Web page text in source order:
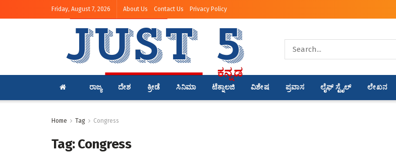
Friday, August 7, 2026 About Us Contact Us Privacy Policy
ರಾಜ್ಯ ದೇಶ ಕ್ರೀಡೆ ಸಿನಿಮಾ ಟೆಕ್ನಾಲಜಿ ವಿಶೇಷ ಪ್ರವಾಸ ಲೈಫ್ ಸ್ಟೈಲ್ ಲೇಖನ
Home Tag Congress
Tag:Congress